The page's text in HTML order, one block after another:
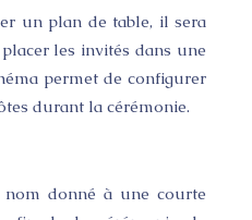
un plan de table, il sera
les invités dans une
permet de configurer
durant la cérémonie.
donné à une courte